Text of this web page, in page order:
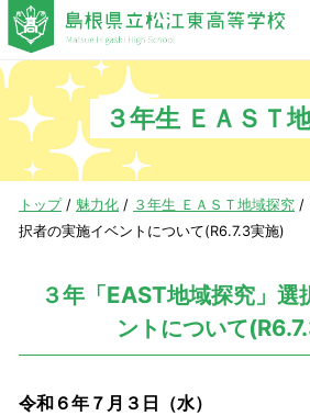
このページの本文へ
３年生 ＥＡＳＴ
現
在
トップ/ 魅力化 / ３年生 ＥＡＳＴ地域探究 /
択者の実施イベントについて(R6.7.3実施)
３年「EAST地域探究」選
ントについて
令和６年７月３日（水）